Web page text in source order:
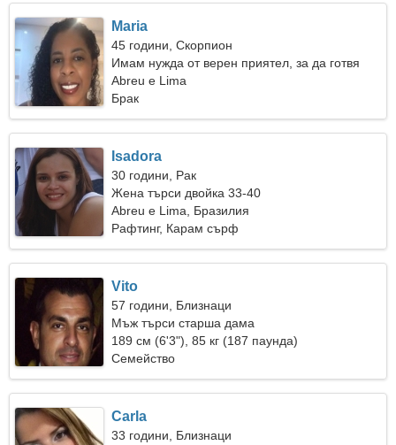
Maria
45 години, Скорпион
Имам нужда от верен приятел, за да готвя
заедно
Abreu e Lima
Брак
Isadora
30 години, Рак
Жена търси двойка 33-40
Abreu e Lima, Бразилия
Рафтинг, Карам сърф
Vito
57 години, Близнаци
Мъж търси старша дама
189 см (6'3"), 85 кг (187 паунда)
Семейство
Carla
33 години, Близнаци